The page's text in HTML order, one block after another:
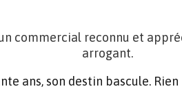
commercial reconnu et
arrogant.
ans, son destin bascule.